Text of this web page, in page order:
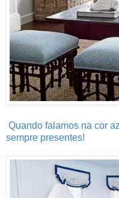
Quando falamos na cor
sempre presentes!